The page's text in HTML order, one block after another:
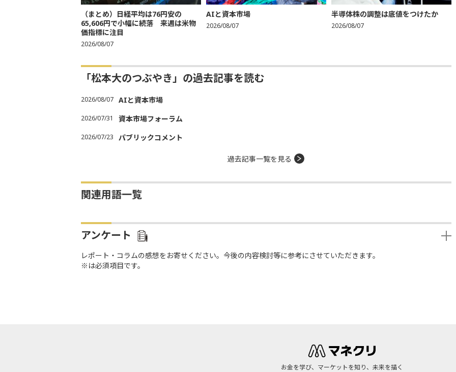
（まとめ）日経平均は76円安の
65,606円で小幅に続落 来週は米物
価指標に注目
2026/08/07
AIと資本市場
2026/08/07
半導体株の調整は底値をつけたか
2026/08/07
「松本大のつぶやき」の過去記事を読む
2026/08/07 AIと資本市場
2026/07/31 資本市場フォーラム
2026/07/23 パブリックコメント
過去記事一覧を見る
関連用語一覧
アンケート
レポート・コラムの感想をお寄せください。今後の内容検討等に参考にさせていただきます。
※は必須項目です。
お金を学び、マーケットを知り、未来を描く